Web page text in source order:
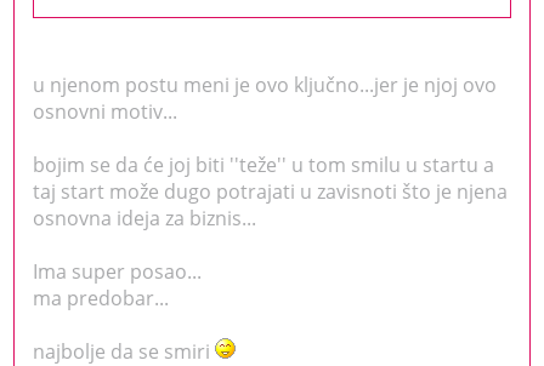
u njenom postu meni je ovo ključno...jer je njoj ovo
osnovni motiv...
bojim se da će joj biti ''teže'' u tom smilu u startu a
taj start može dugo potrajati u zavisnoti što je njena
osnovna ideja za biznis...
Ima super posao...
ma predobar...
najbolje da se smiri